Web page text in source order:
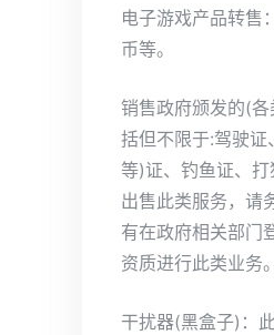
电子游戏产品转售
币等。
销售政府颁发的(
括但不限于:驾驶证
等)证、钓鱼证、打
出售此类服务，请
有在政府相关部门
资质进行此类业务。
干扰器(黑盒子)：